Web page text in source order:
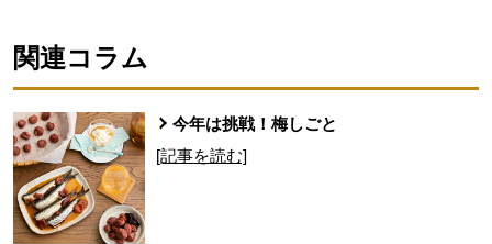
関連コラム
今年は挑戦！梅しごと
[記事を読む]